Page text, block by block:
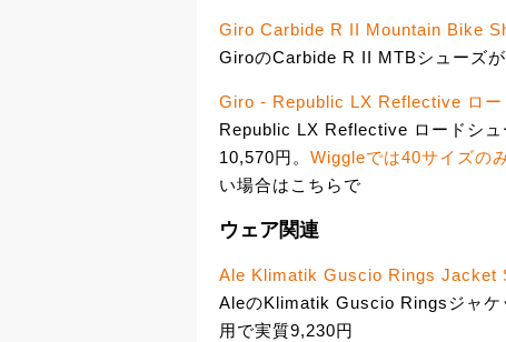
Giro Carbide R II Mountain Bike
GiroのCarbide R II MTBシューズ
Giro - Republic LX Reflective ロー
Republic LX Reflective ロードシ
10,570円。 Wiggleでは40サイズの
い場合はこちらで
ウェア関連
Ale Klimatik Guscio Rings Jacket
AleのKlimatik Guscio Ringsジャケ
用で実質9,230円